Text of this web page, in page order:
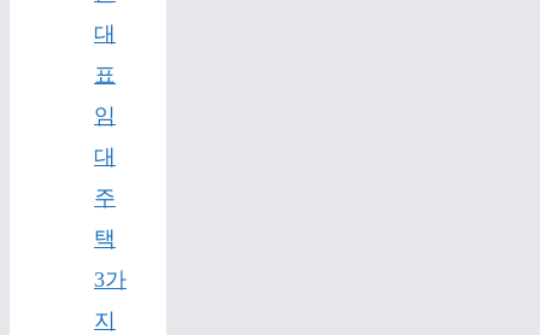
대
표
임
대
주
택
3가
지